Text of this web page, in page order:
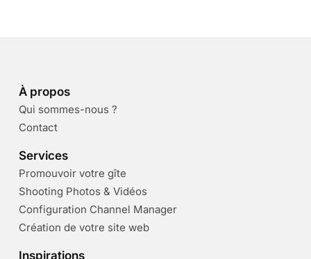
À propos
Qui sommes-nous ?
Contact
Services
Promouvoir votre gîte
Shooting Photos & Vidéos
Configuration Channel Manager
Création de votre site web
Inspirations